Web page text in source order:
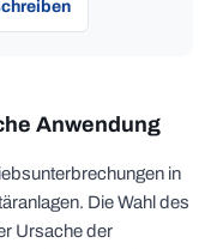
Anwendung
in
Die Wahl des
Ursache der